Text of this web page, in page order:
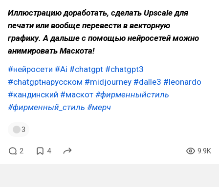
Иллюстрацию доработать, сделать Upscale для
печати или вообще перевести в векторную
графику.А дальше с помощью нейросетей можно
анимировать Маскота!
#нейросети #Ai #chatgpt #chatgpt3
#chatgptнарусском #midjourney #dalle3 #leonardo
#кандинский #маскот #фирменныйстиль
#фирменный_стиль #мерч
3
2 4 9.9K